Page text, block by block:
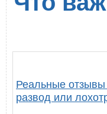
Реальные
развод или